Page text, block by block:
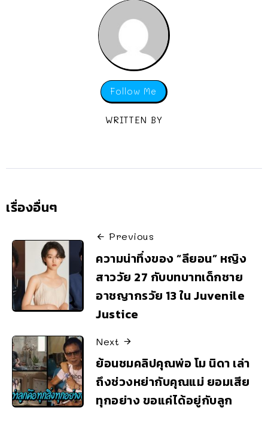
Follow Me
WRITTEN BY
เรื่องอื่นๆ
Previous
ความน่าทึ่งของ “ลียอน” หญิง
สาววัย 27 กับบทบาทเด็กชาย
อาชญากรวัย 13 ใน Juvenile
Justice
Next
ย้อนชมคลิปคุณพ่อ โม นิดา เล่า
ถึงช่วงหย่ากับคุณแม่ ยอมเสีย
ทุกอย่าง ขอแค่ได้อยู่กับลูก